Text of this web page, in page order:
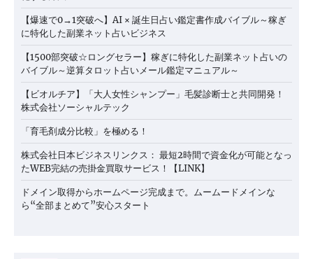
【爆速で0→1突破へ】AI × 誕生日占い鑑定書作成バイブル～稼ぎ
に特化した副業ネット占いビジネス
【1500部突破☆ロングセラー】稼ぎに特化した副業ネット占いの
バイブル～逆算タロット占いメール鑑定マニュアル～
【ビオルチア】「大人女性シャンプー」毛髪診断士と共同開発！
株式会社ソーシャルテック
「育毛剤成分比較」を極める！
株式会社日本ビジネスリンクス： 最短2時間で資金化が可能となっ
たWEB完結の売掛金買取サービス！【LINK】
ドメイン取得からホームページ完成まで。ムームードメインな
ら“全部まとめて”安心スタート